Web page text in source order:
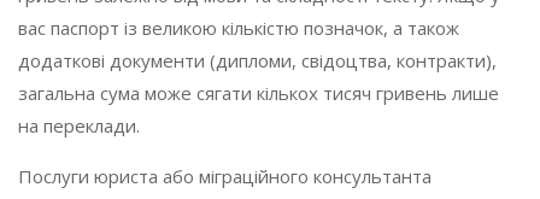
вас паспорт із великою кількістю позначок, а також
додаткові документи (дипломи, свідоцтва, контракти),
загальна сума може сягати кількох тисяч гривень лише
на переклади.
Послуги юриста або міграційного консультанта